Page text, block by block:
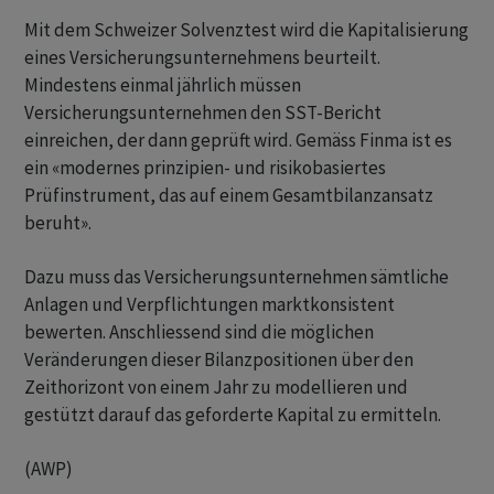
Mit dem Schweizer Solvenztest wird die Kapitalisierung
eines Versicherungsunternehmens beurteilt.
Mindestens einmal jährlich müssen
Versicherungsunternehmen den SST-Bericht
einreichen, der dann geprüft wird. Gemäss Finma ist es
ein «modernes prinzipien- und risikobasiertes
Prüfinstrument, das auf einem Gesamtbilanzansatz
beruht».
Dazu muss das Versicherungsunternehmen sämtliche
Anlagen und Verpflichtungen marktkonsistent
bewerten. Anschliessend sind die möglichen
Veränderungen dieser Bilanzpositionen über den
Zeithorizont von einem Jahr zu modellieren und
gestützt darauf das geforderte Kapital zu ermitteln.
(AWP)